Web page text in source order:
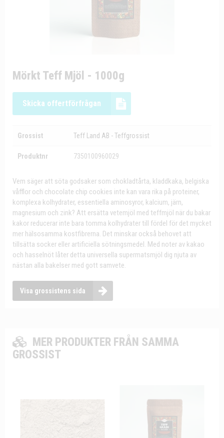
Mörkt Teff Mjöl - 1000g
Skicka offertförfrågan
Grossist Teff Land AB - Teffgrossist
Produktnr 7350100960029
Vem säger att söta godsaker som chokladtårta, kladdkaka, belgiska
våfflor och chocolate chip cookies inte kan vara rika på proteiner,
komplexa kolhydrater, essentiella aminosyror, kalcium, järn,
magnesium och zink? Att ersätta vetemjöl med teffmjöl när du bakar
kakor reducerar inte bara tomma kolhydrater till fördel för det mycket
mer hälsosamma kostfibrerna. Det minskar också behovet att
tillsätta socker eller artificiella sötningsmedel. Med noter av kakao
och hasselnöt låter detta universella supermatsmjöl dig njuta av
nästan alla bakelser med gott samvete.
Visa grossistens sida
MER PRODUKTER FRÅN SAMMA
GROSSIST